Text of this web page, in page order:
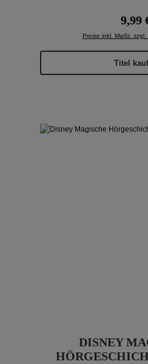
9,99
Preise inkl. MwSt.
Titel
DISNEY